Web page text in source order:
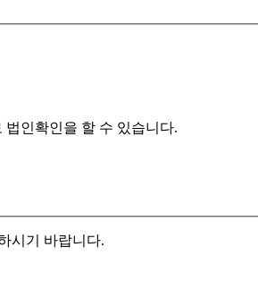
법인확인을 할 수 있습니다.
시기 바랍니다.